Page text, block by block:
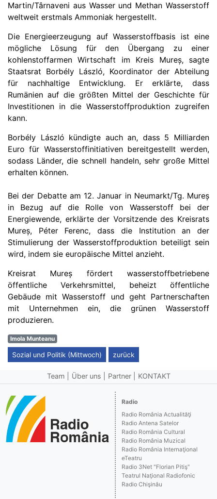
Martin/Târnaveni aus Wasser und Methan Wasserstoff
weltweit erstmals Ammoniak hergestellt.
Die Energieerzeugung auf Wasserstoffbasis ist eine
mögliche Lösung für den Übergang zu einer
kohlenstoffarmen Wirtschaft im Kreis Mureș, sagte
Staatsrat Borbély László, Koordinator der Abteilung
für nachhaltige Entwicklung. Er erklärte, dass
Rumänien auf die größten Mittel der Geschichte für
Investitionen in die Wasserstoffproduktion zugreifen
kann.
Borbély László kündigte auch an, dass 5 Milliarden
Euro für Wasserstoffinitiativen bereitgestellt werden,
sodass Länder, die schnell handeln, sehr große Mittel
erhalten können.
Bei der Debatte am 12. Januar in Neumarkt/Tg. Mureș
in Bezug auf die Rolle von Wasserstoff bei der
Energiewende, erklärte der Vorsitzende des Kreisrats
Mureș, Péter Ferenc, dass die Institution an der
Stimulierung der Wasserstoffproduktion beteiligt sein
wird, indem sie europäische Mittel anzieht.
Kreisrat Mureș fördert wasserstoffbetriebene
öffentliche Verkehrsmittel, beheizt öffentliche
Gebäude mit Wasserstoff und geht Partnerschaften
mit Unternehmen ein, die grünen Wasserstoff
produzieren.
Imola Munteanu
Sozial und Politik (Mittwoch) zurück
Team Über uns Partner KONTAKT
Radio
Radio România Actualităţi
Radio Antena Satelor
Radio România Cultural
Radio România Muzical
Radio România Internaţional
eTeatru
Radio 3Net "Florian Pitiş"
Teatrul Naţional Radiofonic
Radio Chişinău